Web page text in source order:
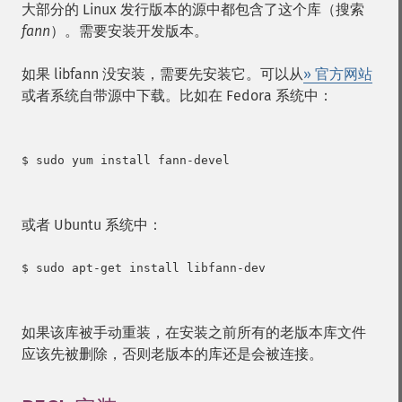
大部分的 Linux 发行版本的源中都包含了这个库（搜索
fann）。需要安装开发版本。
如果 libfann 没安装，需要先安装它。可以从» 官方网站
或者系统自带源中下载。比如在 Fedora 系统中：
$ sudo yum install fann-devel
或者 Ubuntu 系统中：
$ sudo apt-get install libfann-dev
如果该库被手动重装，在安装之前所有的老版本库文件
应该先被删除，否则老版本的库还是会被连接。